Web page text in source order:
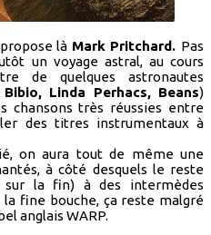
là Mark Pritchard. Pas
un voyage astral, au cours
de quelques astronautes
Linda Perhacs, Beans)
chansons très réussies entre
des titres instrumentaux à
on aura tout de même une
à côté desquels le reste
sur la fin) à des intermèdes
la fine bouche, ça reste malgré
anglais WARP.